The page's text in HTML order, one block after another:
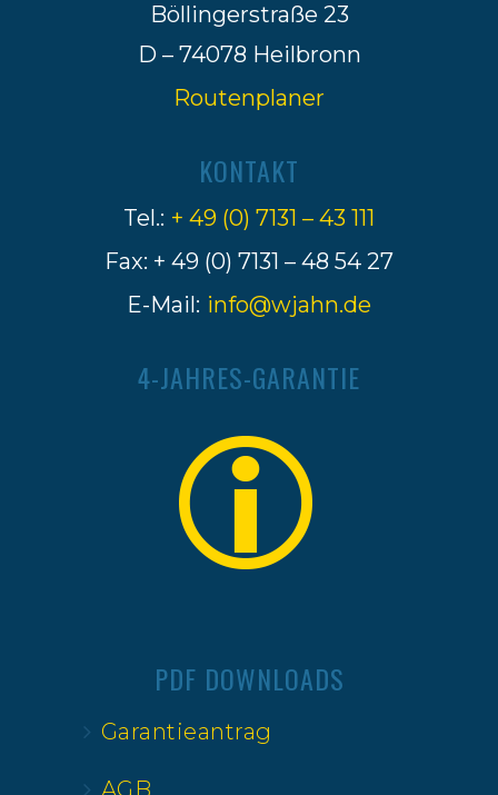
Böllingerstraße 23
D – 74078 Heilbronn
Routenplaner
KONTAKT
Tel.: + 49 (0) 7131 – 43 111
Fax: + 49 (0) 7131 – 48 54 27
E-Mail: info@wjahn.de
4-JAHRES-GARANTIE
PDF DOWNLOADS
Garantieantrag
AGB